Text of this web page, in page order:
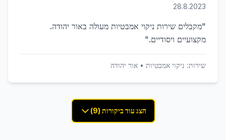
28.8.2023
"מקבלים שירות ניקוי אמבטיות מעולה באור יהודה.
מקצועיים ויסודיים."
שירות: ניקוי אמבטיות • אור יהודה
הצג עוד ביקורות (9)